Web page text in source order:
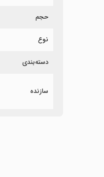
حجم
نوع
دسته‌بندی
سازنده